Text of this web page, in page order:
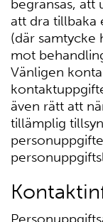
begränsas, att
att dra tillbaka
(där samtycke
mot
Vänligen
även rätt att
tillämplig